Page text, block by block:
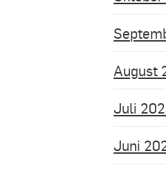
August
Juli
Juni